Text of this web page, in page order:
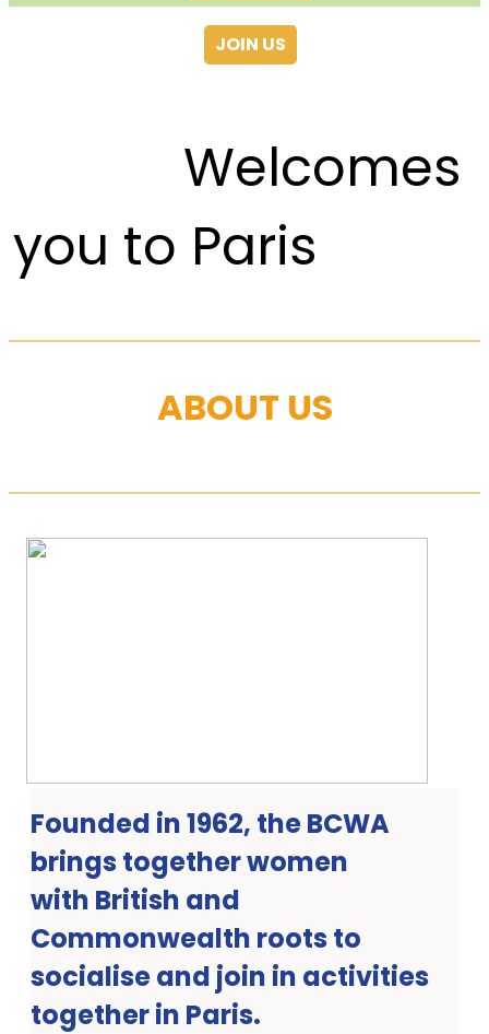
JOIN US
Welcomes
you to Paris
ABOUT US
Founded in 1962, the BCWA
brings together women
with British and
Commonwealth roots to
socialise and join in activities
together in Paris.